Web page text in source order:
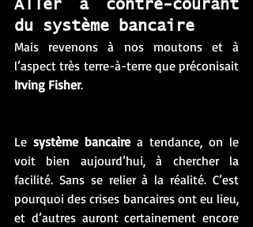
Aller à contre-courant
du système bancaire
Mais revenons à nos moutons et à
l’aspect très terre-à-terre que préconisait
Irving Fisher.
Le système bancaire a tendance, on le
voit bien aujourd’hui, à chercher la
facilité. Sans se relier à la réalité. C’est
pourquoi des crises bancaires ont eu lieu,
et d’autres auront certainement encore